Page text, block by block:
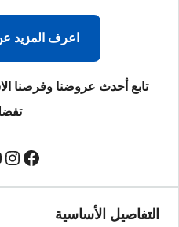
اعرف المزيد
تابع أحدث عروضنا وفرصنا
التفاصيل الأساسية